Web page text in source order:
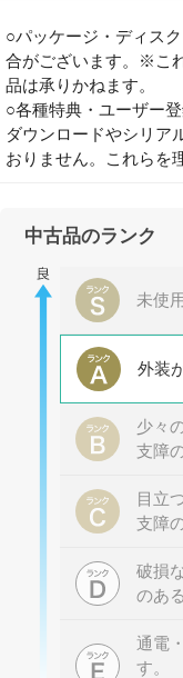
○パッケージ・ディス
合がございます。※こ
品は承りかねます。
○各種特典・ユーザー
ダウンロードやシリア
おりません。これらを
中古品のランク
未使
外装
少々
支障
目立
支障
破損
のあ
通電
す。